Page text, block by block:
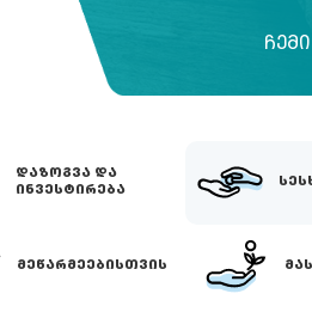
ᲓᲐᲖᲝᲒᲕᲐ ᲓᲐ
ᲘᲜᲕᲔᲡᲢᲘᲠᲔᲑᲐ
ᲛᲔᲬᲐᲠᲛᲔᲔᲑᲘᲡᲗᲕᲘᲡ